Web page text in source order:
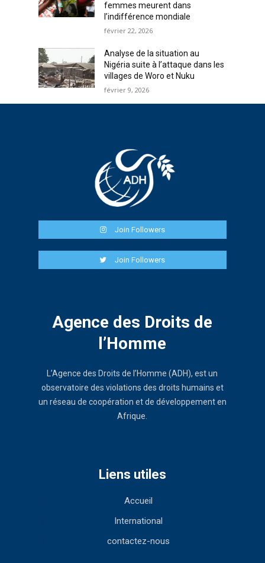
femmes meurent dans
l’indifférence mondiale
février 22, 2026
Analyse de la situation au
Nigéria suite à l’attaque dans les
villages de Woro et Nuku
février 9, 2026
Join Followers
Join Followers
Agence des Droits de
l’Homme
L’Agence des Droits de l’Homme (ADH), est un
observatoire des violations des droits humains et
un réseau de coopération et de développement en
Afrique.
Liens utiles
Accueil
International
contactez-nous